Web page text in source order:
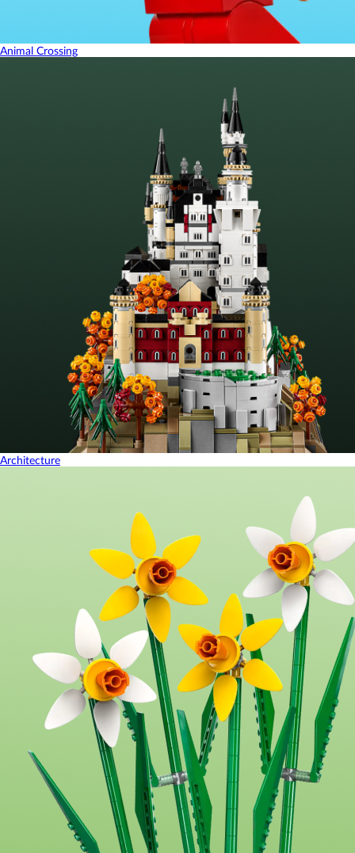
Animal Crossing
Architecture